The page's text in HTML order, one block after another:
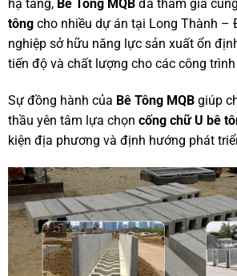
hạ tầng, Bê Tông MQBđã tham gia
tôngcho nhiều dự án tại Long Thành –
nghiệp sở hữu năng lực sản xuất ổn
tiến độ và chất lượng cho các công
Sự đồng hành của Bê Tông MQBgiúp
thầu yên tâm lựa chọn cống chữ U bê
kiện địa phương và định hướng phát